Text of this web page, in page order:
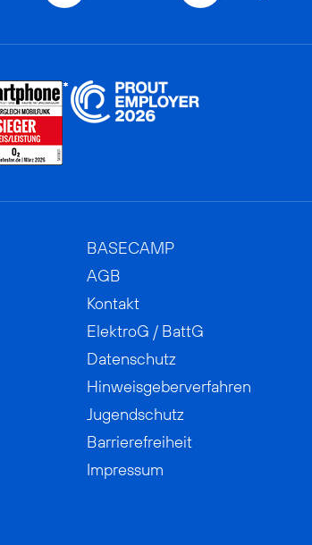
BASECAMP
AGB
Kontakt
ElektroG / BattG
Datenschutz
Hinweisgeberverfahren
Jugendschutz
Barrierefreiheit
Impressum